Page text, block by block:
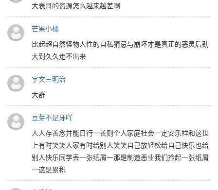
大表哥的资源怎么越来越差啊
芒果小橘
比起超自然怪物人性的自私猜忌与崩坏才是真正的恶灵后劲
大到久久走不出来
宇文三明治
大群
豆芽不是牙吖
人人存善念并能日行一善则个人家庭社会一定安乐祥和这世
上有时笑笑人家有时给别人笑笑自己放轻松给自己快乐也给
别人快乐同学丢一张纸屑—那是制造恶业我们捡起一张纸屑
—这是累积